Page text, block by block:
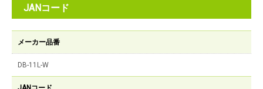
JANコード
メーカー品番
DB-11L-W